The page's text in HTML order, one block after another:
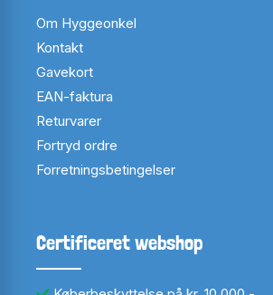
Om Hyggeonkel
Kontakt
Gavekort
EAN-faktura
Returvarer
Fortryd ordre
Forretningsbetingelser
Certificeret webshop